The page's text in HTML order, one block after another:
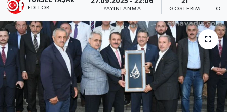
EDITÖR YAYINLANMA GÖSTERIM